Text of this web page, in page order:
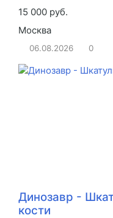
15 000 руб.
Москва
06.08.2026 0
Динозавр -
кости